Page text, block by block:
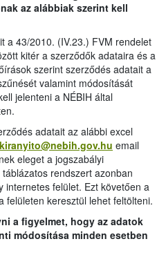
az alábbiak szerint kell
a 43/2010. (IV.23.) FVM rendelet
kitér a szerződők adataira és a
szerint szerződés adatait a
valamint módosítását
jelenteni a NÉBIH által
adatait az alábbi excel
email
eleget a jogszabályi
táblázatos rendszert azonban
internetes felület. Ezt követően a
felületen keresztül lehet feltölteni.
a figyelmet, hogy az adatok
módosítása minden esetben